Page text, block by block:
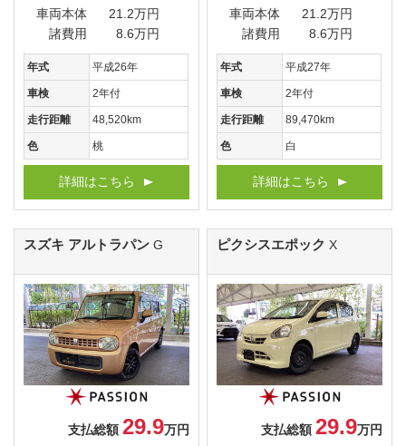
車両本体
21.2万円
諸費用
8.6万円
年式 平成26年
車検 2年付
走行距離 48,520km
色 桃
詳細はこちら
車両本体
21.2万円
諸費用
8.6万円
年式 平成27年
車検 2年付
走行距離 89,470km
色 白
詳細はこちら
スズキ アルトラパンG
支払総額 29.9万円
ピクシスエポック X
支払総額 29.9万円